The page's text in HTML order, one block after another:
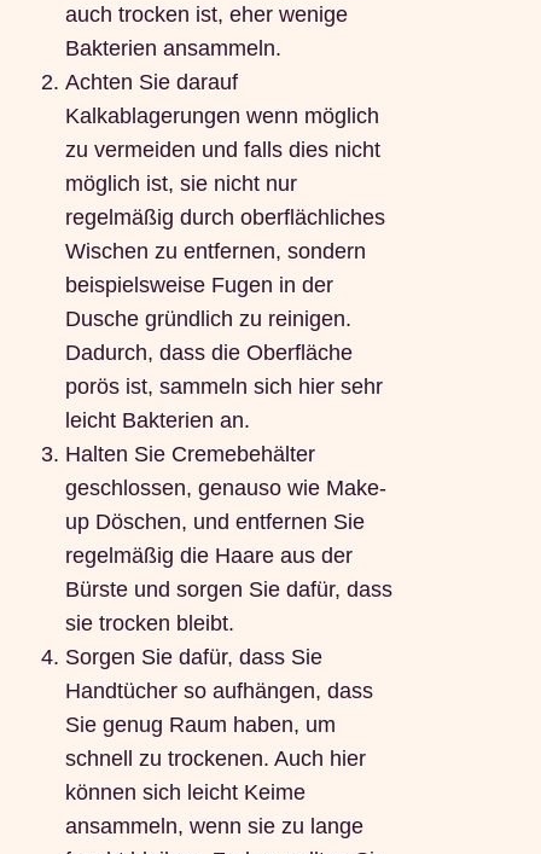
auch trocken ist, eher wenige
Bakterien ansammeln.
Achten Sie darauf
Kalkablagerungen wenn möglich
zu vermeiden und falls dies nicht
möglich ist, sie nicht nur
regelmäßig durch oberflächliches
Wischen zu entfernen, sondern
beispielsweise Fugen in der
Dusche gründlich zu reinigen.
Dadurch, dass die Oberfläche
porös ist, sammeln sich hier sehr
leicht Bakterien an.
Halten Sie Cremebehälter
geschlossen, genauso wie Make-
up Döschen, und entfernen Sie
regelmäßig die Haare aus der
Bürste und sorgen Sie dafür, dass
sie trocken bleibt.
Sorgen Sie dafür, dass Sie
Handtücher so aufhängen, dass
Sie genug Raum haben, um
schnell zu trockenen. Auch hier
können sich leicht Keime
ansammeln, wenn sie zu lange